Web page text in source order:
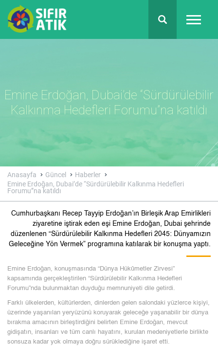
Emine Erdoğan, Dubai’de “Sürdürülebilir
Kalkınma Hedefleri Forumu”na katıldı
Anasayfa Güncel
Haberler
Emine Erdoğan, Dubai’de “Sürdürülebilir Kalkınma Hedefleri
Forumu”na katıldı
Cumhurbaşkanı Recep Tayyip Erdoğan’ın Birleşik Arap Emirlikleri
ziyaretine iştirak eden eşi Emine Erdoğan, Dubai şehrinde
düzenlenen “Sürdürülebilir Kalkınma Hedefleri 2045: Dünyamızın
Geleceğine Yön Vermek” programına katılarak bir konuşma yaptı.
Emine Erdoğan, konuşmasında “Dünya Hükûmetler Zirvesi”
kapsamında gerçekleştirilen “Sürdürülebilir Kalkınma Hedefleri
Forumu”nda bulunmaktan duyduğu memnuniyeti dile getirdi.
Farklı ülkelerden, kültürlerden, dinlerden gelen salondaki yüzlerce kişiyi,
üzerinde yaşanılan yeryüzünü koruyarak geleceğe yaşanabilir bir dünya
bırakma amacının birleştirdiğini belirten Emine Erdoğan, mevcut
gidişatın, insanları ve tüm canlı hayatını, kurulan medeniyetlerle birlikte
sonsuza kadar yok olmaya doğru sürüklediğine işaret etti.